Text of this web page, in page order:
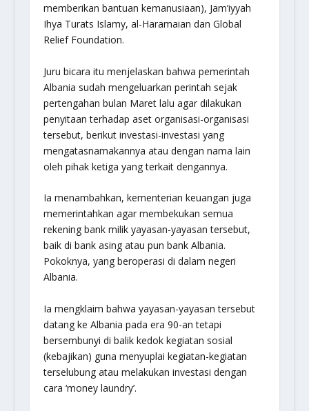
memberikan bantuan kemanusiaan), Jam’iyyah
Ihya Turats Islamy, al-Haramaian dan Global
Relief Foundation.
Juru bicara itu menjelaskan bahwa pemerintah
Albania sudah mengeluarkan perintah sejak
pertengahan bulan Maret lalu agar dilakukan
penyitaan terhadap aset organisasi-organisasi
tersebut, berikut investasi-investasi yang
mengatasnamakannya atau dengan nama lain
oleh pihak ketiga yang terkait dengannya.
Ia menambahkan, kementerian keuangan juga
memerintahkan agar membekukan semua
rekening bank milik yayasan-yayasan tersebut,
baik di bank asing atau pun bank Albania.
Pokoknya, yang beroperasi di dalam negeri
Albania.
Ia mengklaim bahwa yayasan-yayasan tersebut
datang ke Albania pada era 90-an tetapi
bersembunyi di balik kedok kegiatan sosial
(kebajikan) guna menyuplai kegiatan-kegiatan
terselubung atau melakukan investasi dengan
cara ‘money laundry’.